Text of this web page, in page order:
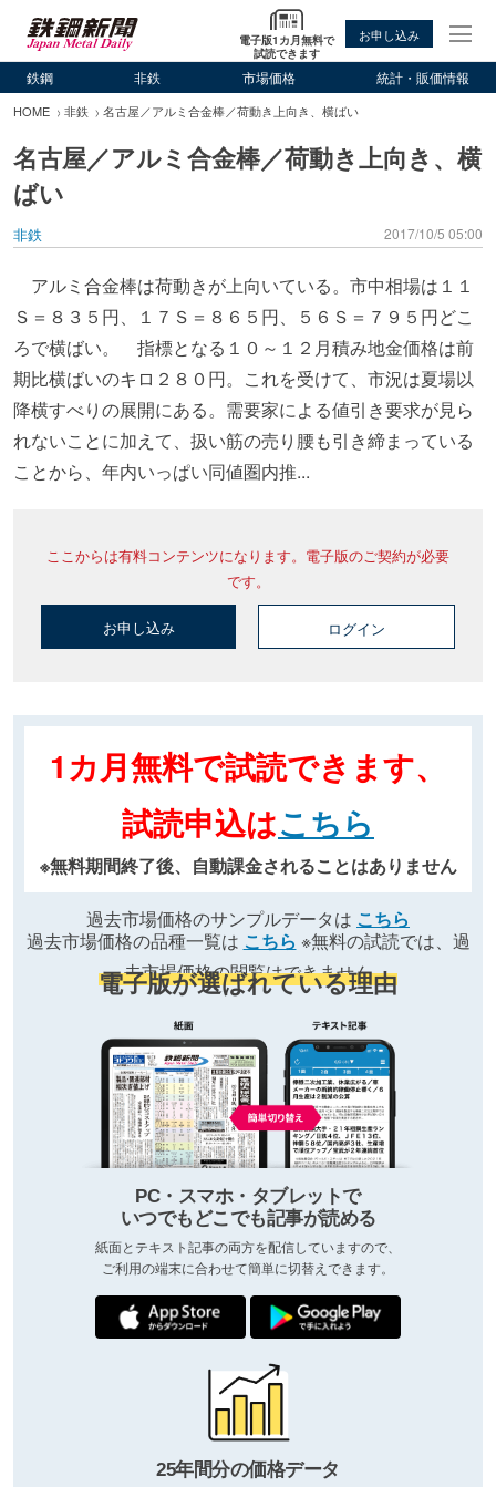
電子版1カ月無料で
試読できます
お申し込み
鉄鋼 非鉄 市場価格 統計・販価情報
HOME 非鉄 名古屋／アルミ合金棒／荷動き上向き、横ばい
名古屋／アルミ合金棒／荷動き上向き、横
ばい
非鉄 2017/10/5 05:00
アルミ合金棒は荷動きが上向いている。市中相場は１１
Ｓ＝８３５円、１７Ｓ＝８６５円、５６Ｓ＝７９５円どこ
ろで横ばい。 指標となる１０～１２月積み地金価格は前
期比横ばいのキロ２８０円。これを受けて、市況は夏場以
降横すべりの展開にある。需要家による値引き要求が見ら
れないことに加えて、扱い筋の売り腰も引き締まっている
ことから、年内いっぱい同値圏内推...
ここからは有料コンテンツになります。電子版のご契約が必要
です。
お申し込み ログイン
1カ月無料で試読できます、
試読申込はこちら
※無料期間終了後、自動課金されることはありません
過去市場価格のサンプルデータは こちら
過去市場価格の品種一覧は こちら ※無料の試読では、過
去市場価格の閲覧はできません
電子版が選ばれている理由
PC・スマホ・タブレットで
いつでもどこでも記事が読める
紙面とテキスト記事の両方を配信していますので、
ご利用の端末に合わせて簡単に切替えできます。
25年間分の価格データ